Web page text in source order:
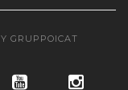
GRUPPOICAT